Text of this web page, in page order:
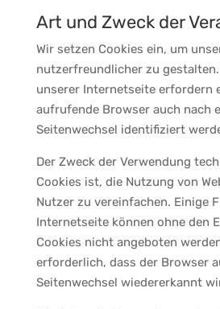
Art und Zweck der
Wir setzen Cookies ein, um
nutzerfreundlicher zu
unserer Internetseite erfordern
aufrufende Browser auch nach
Seitenwechsel identifiziert
Der Zweck der Verwendung
Cookies ist, die Nutzung von
Nutzer zu vereinfachen. Einige
Internetseite können ohne den
Cookies nicht angeboten
erforderlich, dass der Browser
Seitenwechsel wiedererkannt